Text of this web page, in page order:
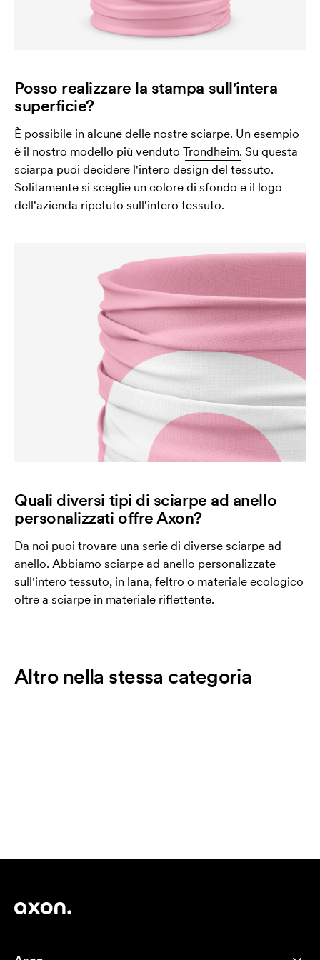
Posso realizzare la stampa sull'intera
superficie?
È possibile in alcune delle nostre sciarpe. Un esempio
è il nostro modello più venduto Trondheim. Su questa
sciarpa puoi decidere l'intero design del tessuto.
Solitamente si sceglie un colore di sfondo e il logo
dell'azienda ripetuto sull'intero tessuto.
Quali diversi tipi di sciarpe ad anello
personalizzati offre Axon?
Da noi puoi trovare una serie di diverse sciarpe ad
anello. Abbiamo sciarpe ad anello personalizzate
sull'intero tessuto, in lana, feltro o materiale ecologico
oltre a sciarpe in materiale riflettente.
Altro nella stessa categoria